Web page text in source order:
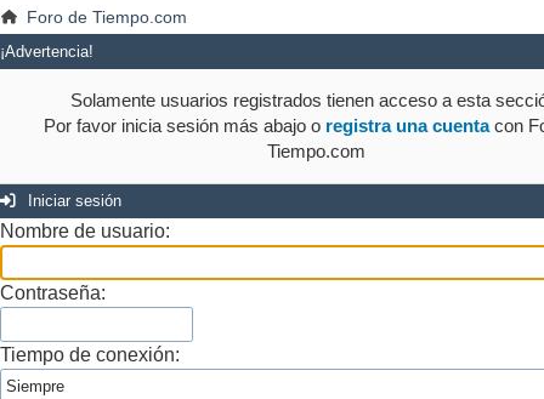
Foro de Tiempo.com
¡Advertencia!
Solamente usuarios registrados tienen acceso a esta
Por favor inicia sesión más abajo o registra una cuentacon
Tiempo.com
Iniciar sesión
Nombre de usuario:
Contraseña:
Tiempo de conexión: